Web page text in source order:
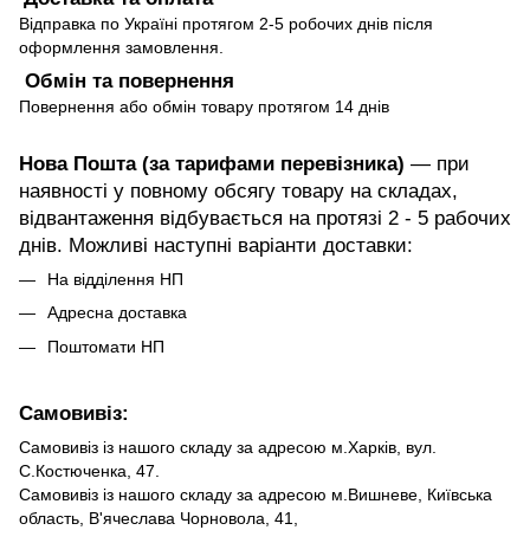
Відправка по Україні протягом 2-5 робочих днів після
оформлення замовлення.
Обмін та повернення
Повернення або обмін товару протягом 14 днів
Нова Пошта (за тарифами перевізника) — при
наявності у повному обсягу товару на складах,
відвантаження відбувається на протязі 2 - 5 рабочих
днів. Можливі наступні варіанти доставки:
На відділення НП
Адресна доставка
Поштомати НП
Самовивіз:
Самовивіз із нашого складу за адресою м.Харків, вул.
С.Костюченка, 47.
Самовивіз із нашого складу за адресою м.Вишневе, Київська
область, В'ячеслава Чорновола, 41,